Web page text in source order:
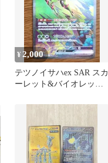
¥ 2,000
テツノイサハex SAR スカ
ーレット&バイオレット
ャ…